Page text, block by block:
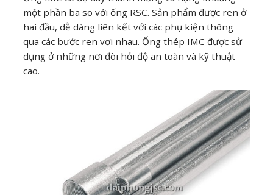
một phần ba so với ống RSC. Sản phẩm được ren ở
hai đầu, dễ dàng liên kết với các phụ kiện thông
qua các bước ren vơi nhau. Ống thép IMC được sử
dụng ở những nơi đòi hỏi độ an toàn và kỹ thuật
cao.